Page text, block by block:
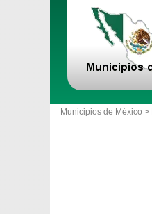
Municipios de México >